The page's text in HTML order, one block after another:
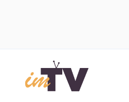
contenuto